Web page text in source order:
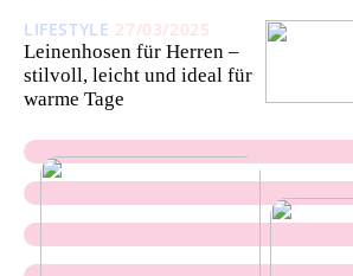
LIFESTYLE 27/03/2025
Leinenhosen für Herren –
stilvoll, leicht und ideal für
warme Tage